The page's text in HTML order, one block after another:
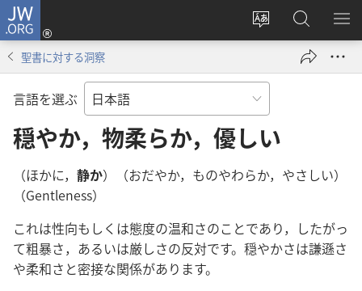
JW.ORG
サ
ト
の
言
語
を
変
ロ
グ
ン
し
い
タ
ブ
く）
JW.ORG
の
検
メ
を
聖書に対する洞察
言語を選ぶ
穏やか，物柔らか，優しい
（ほかに， 静か）（おだやか，ものやわらか，やさしい）
（Gentleness）
これは性向もしくは態度の温和さのことであり，したがっ
て粗暴さ，あるいは厳しさの反対です。穏やかさは謙遜さ
や柔和さと密接な関係があります。